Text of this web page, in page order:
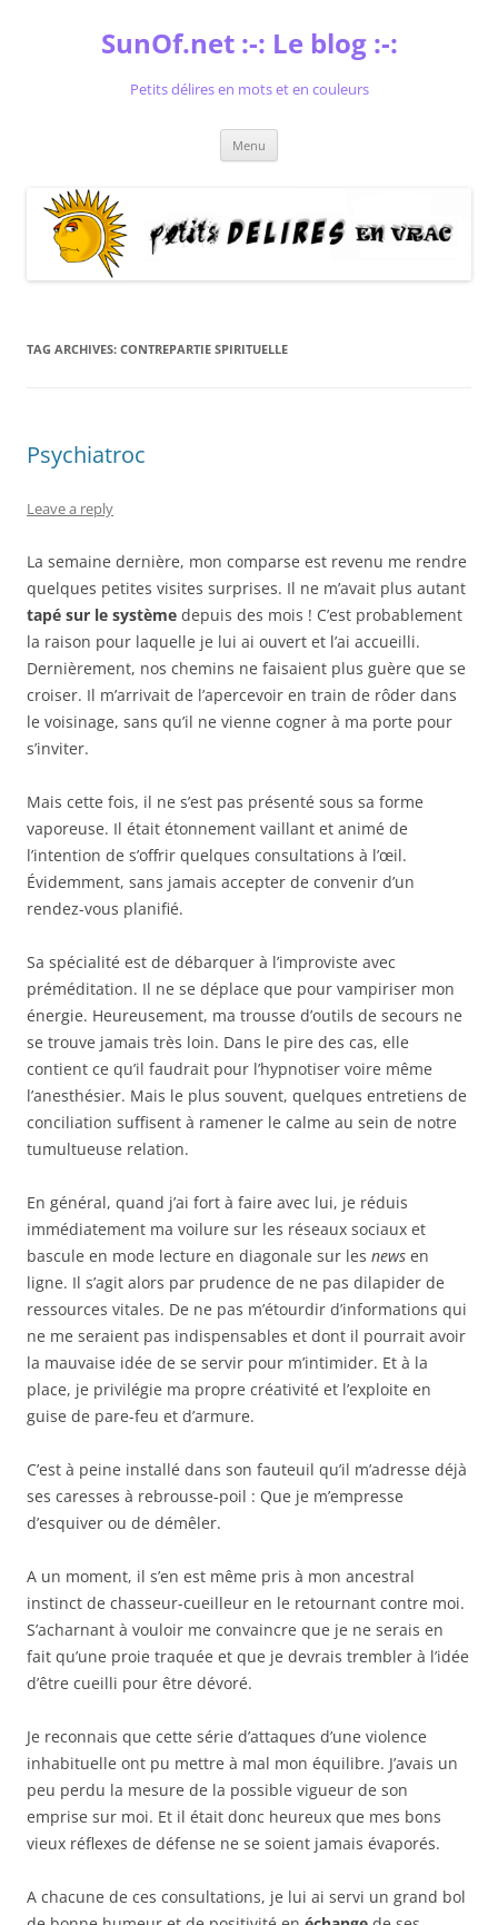
SunOf.net :-: Le blog :-:
Petits délires en mots et en couleurs
Menu
TAG ARCHIVES: CONTREPARTIE SPIRITUELLE
Psychiatroc
Leave a reply
La semaine dernière, mon comparse est revenu me rendre
quelques petites visites surprises. Il ne m’avait plus autant
tapé sur le système depuis des mois ! C’est probablement
la raison pour laquelle je lui ai ouvert et l’ai accueilli.
Dernièrement, nos chemins ne faisaient plus guère que se
croiser. Il m’arrivait de l’apercevoir en train de rôder dans
le voisinage, sans qu’il ne vienne cogner à ma porte pour
s’inviter.
Mais cette fois, il ne s’est pas présenté sous sa forme
vaporeuse. Il était étonnement vaillant et animé de
l’intention de s’offrir quelques consultations à l’œil.
Évidemment, sans jamais accepter de convenir d’un
rendez-vous planifié.
Sa spécialité est de débarquer à l’improviste avec
préméditation. Il ne se déplace que pour vampiriser mon
énergie. Heureusement, ma trousse d’outils de secours ne
se trouve jamais très loin. Dans le pire des cas, elle
contient ce qu’il faudrait pour l’hypnotiser voire même
l’anesthésier. Mais le plus souvent, quelques entretiens de
conciliation suffisent à ramener le calme au sein de notre
tumultueuse relation.
En général, quand j’ai fort à faire avec lui, je réduis
immédiatement ma voilure sur les réseaux sociaux et
bascule en mode lecture en diagonale sur les news en
ligne. Il s’agit alors par prudence de ne pas dilapider de
ressources vitales. De ne pas m’étourdir d’informations qui
ne me seraient pas indispensables et dont il pourrait avoir
la mauvaise idée de se servir pour m’intimider. Et à la
place, je privilégie ma propre créativité et l’exploite en
guise de pare-feu et d’armure.
C’est à peine installé dans son fauteuil qu’il m’adresse déjà
ses caresses à rebrousse-poil : Que je m’empresse
d’esquiver ou de démêler.
A un moment, il s’en est même pris à mon ancestral
instinct de chasseur-cueilleur en le retournant contre moi.
S’acharnant à vouloir me convaincre que je ne serais en
fait qu’une proie traquée et que je devrais trembler à l’idée
d’être cueilli pour être dévoré.
Je reconnais que cette série d’attaques d’une violence
inhabituelle ont pu mettre à mal mon équilibre. J’avais un
peu perdu la mesure de la possible vigueur de son
emprise sur moi. Et il était donc heureux que mes bons
vieux réflexes de défense ne se soient jamais évaporés.
A chacune de ces consultations, je lui ai servi un grand bol